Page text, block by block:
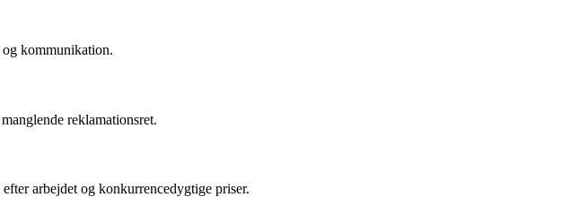
kommunikation.
reklamationsret.
arbejdet og konkurrencedygtige priser.